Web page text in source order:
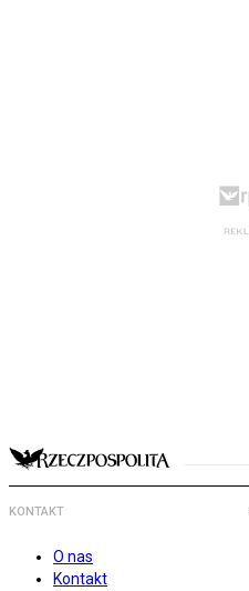
KONTAKT
O nas
Kontakt